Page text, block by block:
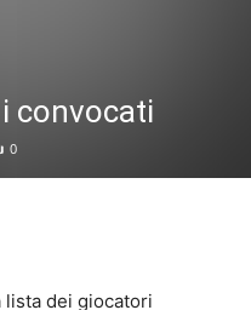
convocati
0
lista dei giocatori